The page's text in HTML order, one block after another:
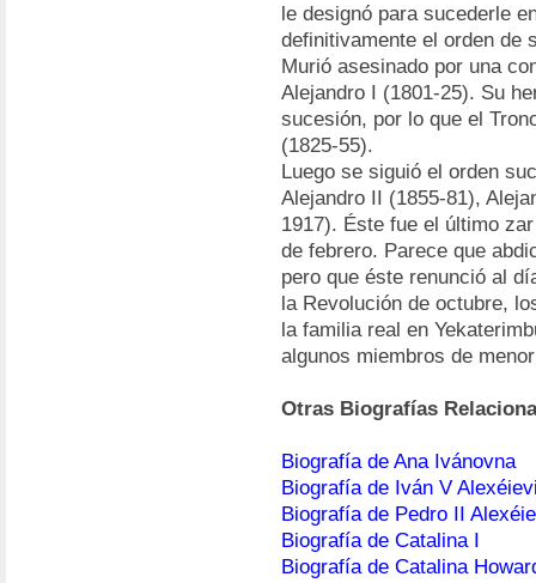
le designó para sucederle
definitivamente el orden de
Murió asesinado por una
Alejandro I (1801-25). Su
sucesión, por lo que el
(1825-55).
Luego se siguió el orden
Alejandro II (1855-81),
1917). Éste fue el último
de febrero. Parece que
pero que éste renunció al
la Revolución de octubre,
la familia real en
algunos miembros de
Otras Biografías
Biografía de Ana Ivánovna
Biografía de Iván V
Biografía de Pedro II
Biografía de Catalina I
Biografía de Catalina